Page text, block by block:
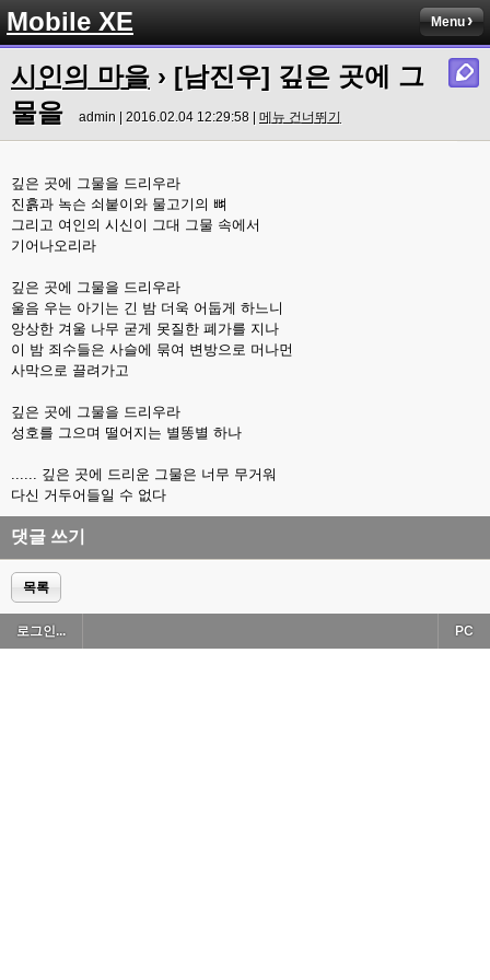
Mobile XE Menu
시인의 마을 › [남진우] 깊은 곳에 그
물을
admin | 2016.02.04 12:29:58 | 메뉴 건너뛰기
깊은 곳에 그물을 드리우라
진흙과 녹슨 쇠붙이와 물고기의 뼈
그리고 여인의 시신이 그대 그물 속에서
기어나오리라
깊은 곳에 그물을 드리우라
울음 우는 아기는 긴 밤 더욱 어둡게 하느니
앙상한 겨울 나무 굳게 못질한 폐가를 지나
이 밤 죄수들은 사슬에 묶여 변방으로 머나먼
사막으로 끌려가고
깊은 곳에 그물을 드리우라
성호를 그으며 떨어지는 별똥별 하나
...... 깊은 곳에 드리운 그물은 너무 무거워
다신 거두어들일 수 없다
댓글 쓰기
목록
로그인... PC